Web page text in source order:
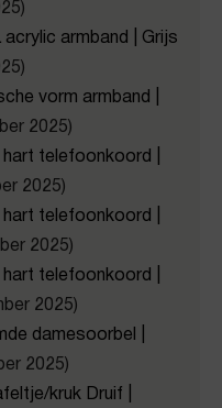
armband | Grijs
vorm armband |
2025)
telefoonkoord |
2025)
telefoonkoord |
2025)
telefoonkoord |
2025)
damesoorbel |
2025)
kruk Druif |